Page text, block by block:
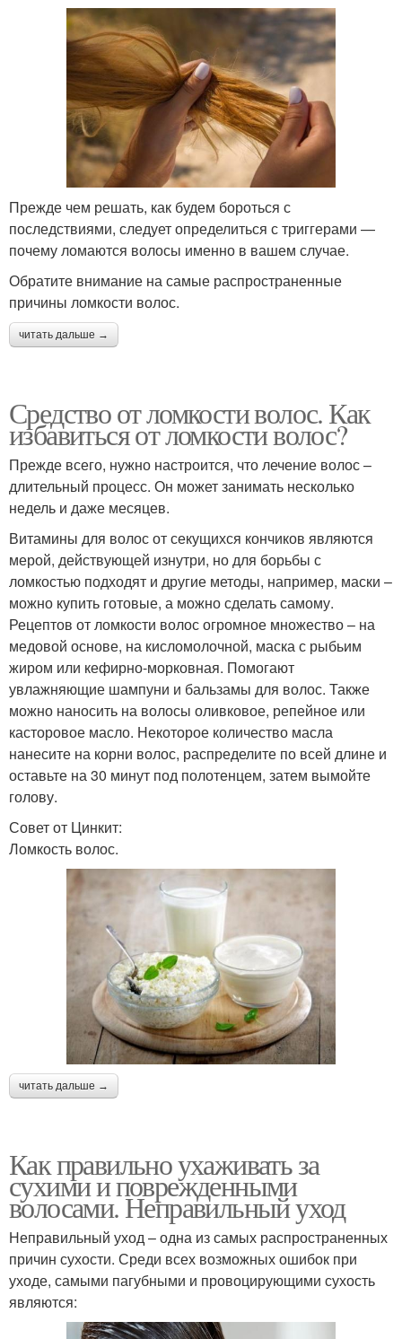
Прежде чем решать, как будем бороться с
последствиями, следует определиться с триггерами —
почему ломаются волосы именно в вашем случае.
Обратите внимание на самые распространенные
причины ломкости волос.
читать дальше →
Средство от ломкости волос. Как
избавиться от ломкости волос?
Прежде всего, нужно настроится, что лечение волос –
длительный процесс. Он может занимать несколько
недель и даже месяцев.
Витамины для волос от секущихся кончиков являются
мерой, действующей изнутри, но для борьбы с
ломкостью подходят и другие методы, например, маски –
можно купить готовые, а можно сделать самому.
Рецептов от ломкости волос огромное множество – на
медовой основе, на кисломолочной, маска с рыбьим
жиром или кефирно-морковная. Помогают
увлажняющие шампуни и бальзамы для волос. Также
можно наносить на волосы оливковое, репейное или
касторовое масло. Некоторое количество масла
нанесите на корни волос, распределите по всей длине и
оставьте на 30 минут под полотенцем, затем вымойте
голову.
Совет от Цинкит:
Ломкость волос.
читать дальше →
Как правильно ухаживать за
сухими и поврежденными
волосами. Неправильный уход
Неправильный уход – одна из самых распространенных
причин сухости. Среди всех возможных ошибок при
уходе, самыми пагубными и провоцирующими сухость
являются: